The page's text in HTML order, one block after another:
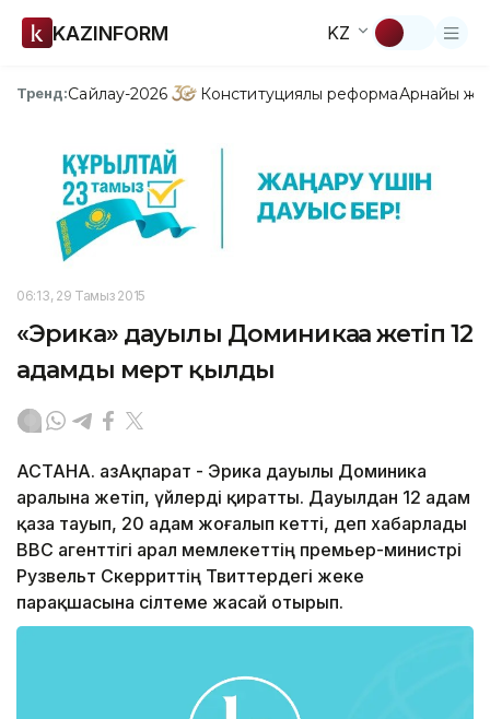
KAZINFORM KZ
Тренд:Сайлау-2026 Конституциялық реформаАрнайы
06:13, 29 Тамыз 2015
«Эрика» дауылы Доминикаға жетіп 12
адамды мерт қылды
АСТАНА. ҚазАқпарат - Эрика дауылы Доминика
аралына жетіп, үйлерді қиратты. Дауылдан 12 адам
қаза тауып, 20 адам жоғалып кетті, деп хабарлады
ВВС агенттігі арал мемлекеттің премьер-министрі
Рузвельт Скерриттің Твиттердегі жеке
парақшасына сілтеме жасай отырып.